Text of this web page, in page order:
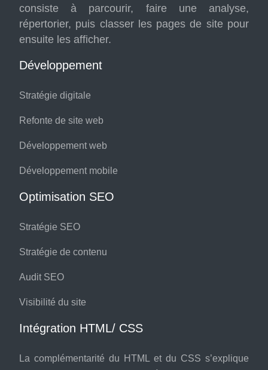
consiste à parcourir, faire une analyse,
répertorier, puis classer les pages de site pour
ensuite les afficher.
Développement
Stratégie digitale
Refonte de site web
Développement web
Développement mobile
Optimisation SEO
Stratégie SEO
Stratégie de contenu
Audit SEO
Visibilité du site
Intégration HTML/ CSS
La complémentarité du HTML et du CSS s’explique